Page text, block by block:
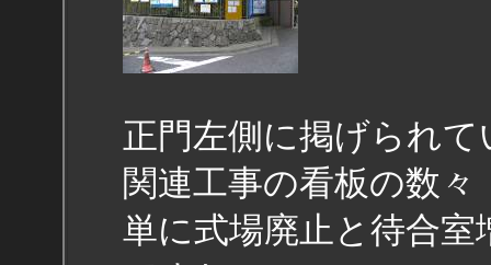
正門左側に掲げられ
関連工事の看板の数
単に式場廃止と待合